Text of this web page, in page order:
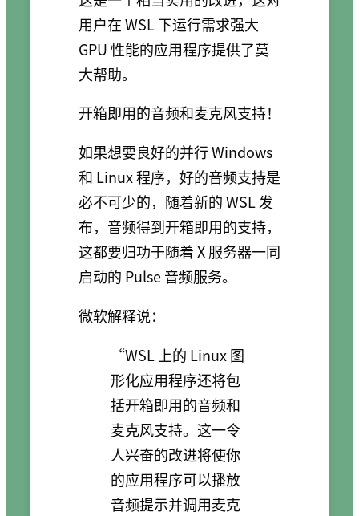
用户在 WSL 下运行需求强大
GPU 性能的应用程序提供了莫
大帮助。
开箱即用的音频和麦克风支持！
如果想要良好的并行 Windows
和 Linux 程序，好的音频支持是
必不可少的，随着新的 WSL 发
布，音频得到开箱即用的支持，
这都要归功于随着 X 服务器一同
启动的 Pulse 音频服务。
微软解释说：
“WSL 上的 Linux 图
形化应用程序还将包
括开箱即用的音频和
麦克风支持。这一令
人兴奋的改进将使你
的应用程序可以播放
音频提示并调用麦克